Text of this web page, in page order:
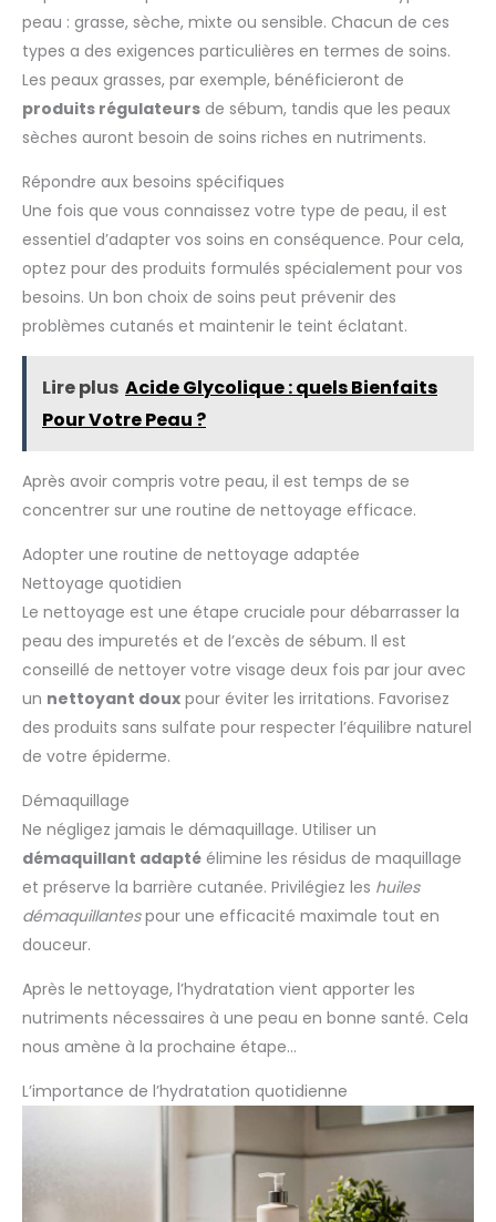
peau : grasse, sèche, mixte ou sensible. Chacun de ces
types a des exigences particulières en termes de soins.
Les peaux grasses, par exemple, bénéficieront de
produits régulateurs de sébum, tandis que les peaux
sèches auront besoin de soins riches en nutriments.
Répondre aux besoins spécifiques
Une fois que vous connaissez votre type de peau, il est
essentiel d’adapter vos soins en conséquence. Pour cela,
optez pour des produits formulés spécialement pour vos
besoins. Un bon choix de soins peut prévenir des
problèmes cutanés et maintenir le teint éclatant.
Lire plus Acide Glycolique : quels Bienfaits
Pour Votre Peau ?
Après avoir compris votre peau, il est temps de se
concentrer sur une routine de nettoyage efficace.
Adopter une routine de nettoyage adaptée
Nettoyage quotidien
Le nettoyage est une étape cruciale pour débarrasser la
peau des impuretés et de l’excès de sébum. Il est
conseillé de nettoyer votre visage deux fois par jour avec
un nettoyant doux pour éviter les irritations. Favorisez
des produits sans sulfate pour respecter l’équilibre naturel
de votre épiderme.
Démaquillage
Ne négligez jamais le démaquillage. Utiliser un
démaquillant adapté élimine les résidus de maquillage
et préserve la barrière cutanée. Privilégiez les huiles
démaquillantespour une efficacité maximale tout en
douceur.
Après le nettoyage, l’hydratation vient apporter les
nutriments nécessaires à une peau en bonne santé. Cela
nous amène à la prochaine étape…
L’importance de l’hydratation quotidienne